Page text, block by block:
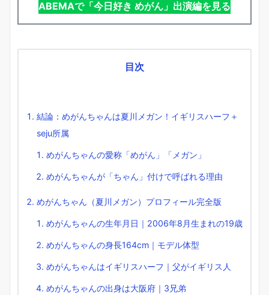
ABEMAで「今日好き めがん」出演編を見る
目次
結論：めがんちゃんは夏川メガン！イギリスハーフ＋
seju所属
めがんちゃんの愛称「めがん」「メガン」
めがんちゃんが「ちゃん」付けで呼ばれる理由
めがんちゃん（夏川メガン）プロフィール完全版
めがんちゃんの生年月日｜2006年8月生まれの19歳
めがんちゃんの身長164cm｜モデル体型
めがんちゃんはイギリスハーフ｜父がイギリス人
めがんちゃんの出身は大阪府｜3兄弟